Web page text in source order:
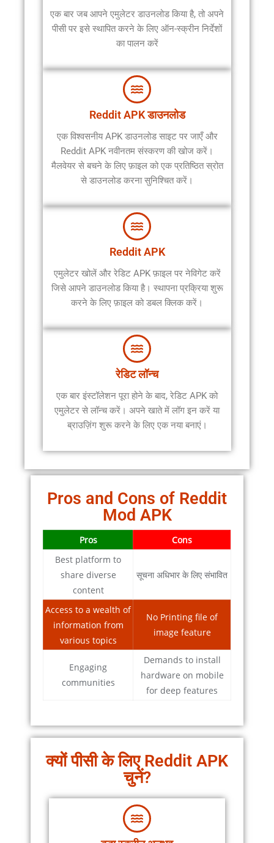
एक बार जब आपने एमुलेटर डाउनलोड किया है, तो अपने
पीसी पर इसे स्थापित करने के लिए ऑन-स्क्रीन निर्देशों
का पालन करें
Reddit APK डाउनलोड
एक विश्वसनीय APK डाउनलोड साइट पर जाएँ और
Reddit APK नवीनतम संस्करण की खोज करें।
मैलवेयर से बचने के लिए फ़ाइल को एक प्रतिष्ठित स्रोत
से डाउनलोड करना सुनिश्चित करें।
Reddit APK
एमुलेटर खोलें और रेडिट APK फ़ाइल पर नेविगेट करें
जिसे आपने डाउनलोड किया है। स्थापना प्रक्रिया शुरू
करने के लिए फ़ाइल को डबल क्लिक करें।
रेडिट लॉन्च
एक बार इंस्टॉलेशन पूरा होने के बाद, रेडिट APK को
एमुलेटर से लॉन्च करें। अपने खाते में लॉग इन करें या
ब्राउज़िंग शुरू करने के लिए एक नया बनाएं।
Pros and Cons of Reddit
Mod APK
Pros
Cons
Best platform to
share diverse
content
सूचना अधिभार के लिए संभावित
Access to a wealth of
information from
various topics
No Printing file of
image feature
Engaging
communities
Demands to install
hardware on mobile
for deep features
क्यों पीसी के लिए Reddit APK
चुनें?